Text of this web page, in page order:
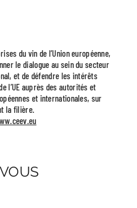
du vin de l’Union européenne,
le dialogue au sein du secteur
et de défendre les intérêts
l’UE auprès des autorités et
et internationales, sur
la filière.